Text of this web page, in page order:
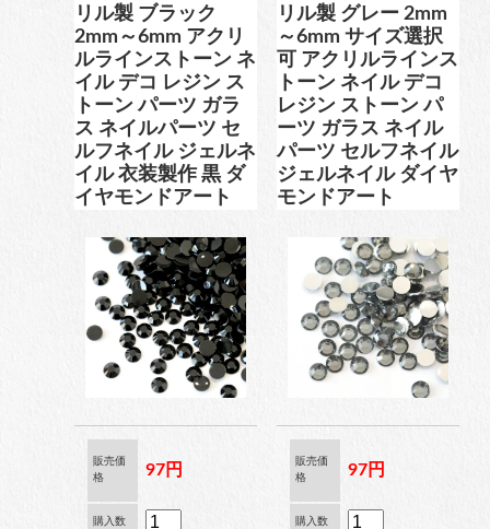
卸専用ラインストーン
納期4週間前後
pearl
両穴パール
片穴パール
穴なしパール
リル製 ブラック
2mm～6mm アクリ
ルラインストーン ネ
イル デコ レジン ス
トーン パーツ ガラ
ス ネイルパーツ セ
ルフネイル ジェルネ
イル 衣装製作 黒 ダ
イヤモンドアート
販売価
格
97円
購入数
リル製 グレー 2mm
～6mm サイズ選択
可 アクリルラインス
トーン ネイル デコ
レジン ストーン パ
ーツ ガラス ネイル
パーツ セルフネイル
ジェルネイル ダイヤ
モンドアート
販売価
格
97円
購入数